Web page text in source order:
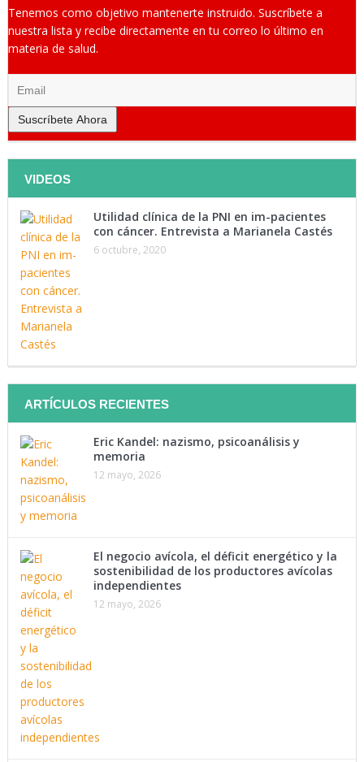
Tenemos como objetivo mantenerte instruido. Suscríbete a
nuestra lista y recibe directamente en tu correo lo último en
materia de salud.
Suscríbete Ahora
VIDEOS
Utilidad clínica de la PNI en im-pacientes
con cáncer. Entrevista a Marianela Castés
6 octubre, 2020
ARTÍCULOS RECIENTES
Eric Kandel: nazismo, psicoanálisis y
memoria
12 mayo, 2026
El negocio avícola, el déficit energético y la
sostenibilidad de los productores avícolas
independientes
12 mayo, 2026